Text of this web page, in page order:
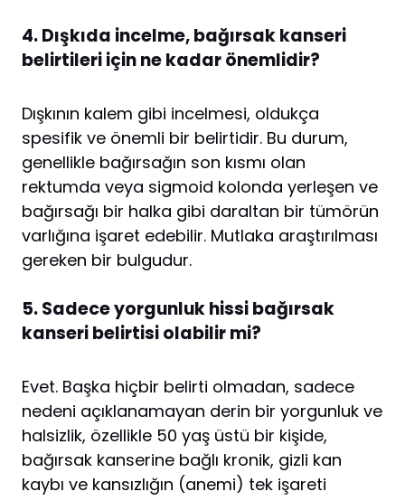
4. Dışkıda incelme, bağırsak kanseri
belirtileri için ne kadar önemlidir?
Dışkının kalem gibi incelmesi, oldukça
spesifik ve önemli bir belirtidir. Bu durum,
genellikle bağırsağın son kısmı olan
rektumda veya sigmoid kolonda yerleşen ve
bağırsağı bir halka gibi daraltan bir tümörün
varlığına işaret edebilir. Mutlaka araştırılması
gereken bir bulgudur.
5. Sadece yorgunluk hissi bağırsak
kanseri belirtisi olabilir mi?
Evet. Başka hiçbir belirti olmadan, sadece
nedeni açıklanamayan derin bir yorgunluk ve
halsizlik, özellikle 50 yaş üstü bir kişide,
bağırsak kanserine bağlı kronik, gizli kan
kaybı ve kansızlığın (anemi) tek işareti